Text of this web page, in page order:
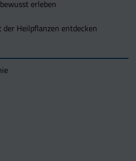
erleben
Heilpflanzen entdecken